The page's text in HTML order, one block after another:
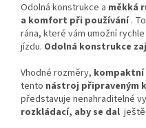
Odolná konstrukce a měkká
a komfort při používání.
rána, které vám umožní
jízdu. Odolná konstrukce
Vhodné rozměry, kompaktní
tento nástroj připraveným
představuje nenahraditelné
rozkládací, aby se dal